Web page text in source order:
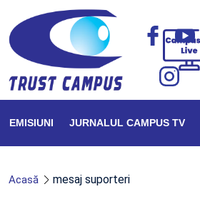
EMISIUNI JURNALUL CAMPUS TV
Acasă mesaj suporteri